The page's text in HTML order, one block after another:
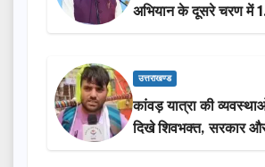
अभियान के दूसरे चरण में
लोगों की भागीदारी…
उत्तराखण्ड
कांवड़ यात्रा की
दिखे शिवभक्त, सरकार
सराहना…